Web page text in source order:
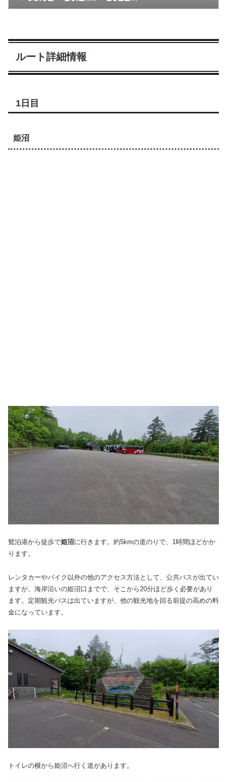
ルート詳細情報
1日目
姫沼
鴛泊港から徒歩で姫沼に行きます。約5kmの道のりで、1時間ほどかか
ります。
レンタカーやバイク以外の他のアクセス方法として、公共バスが出てい
ますが、海岸沿いの姫沼口までで、そこから20分ほど歩く必要があり
ます。定期観光バスは出ていますが、他の観光地を回る前提の高めの料
金になっています。
トイレの横から姫沼へ行く道があります。